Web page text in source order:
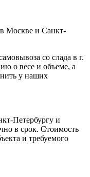
в Москве и Санкт-
со слада в г.
о весе и объеме, а
у наших
Петербургу и
в срок. Стоимость
и требуемого